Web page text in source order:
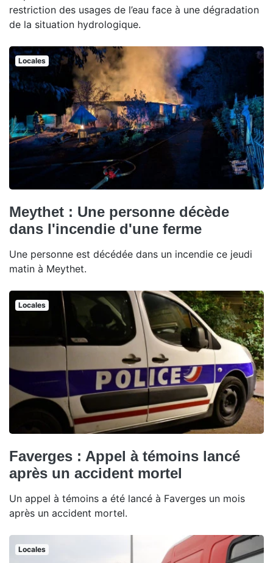
restriction des usages de l’eau face à une dégradation
de la situation hydrologique.
Locales
Meythet : Une personne décède
dans l'incendie d'une ferme
Une personne est décédée dans un incendie ce jeudi
matin à Meythet.
Locales
Faverges : Appel à témoins lancé
après un accident mortel
Un appel à témoins a été lancé à Faverges un mois
après un accident mortel.
Locales